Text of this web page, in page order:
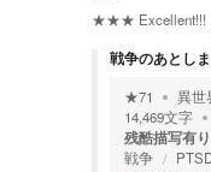
★★★ Excellent!!!
戦争のあとし
★71 異世
14,469文字
残酷描写有り
戦争